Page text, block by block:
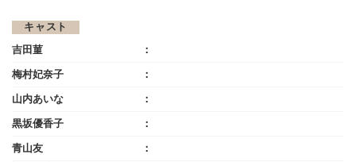
キャスト
吉田菫
梅村妃奈子
山内あいな
黒坂優香子
青山友